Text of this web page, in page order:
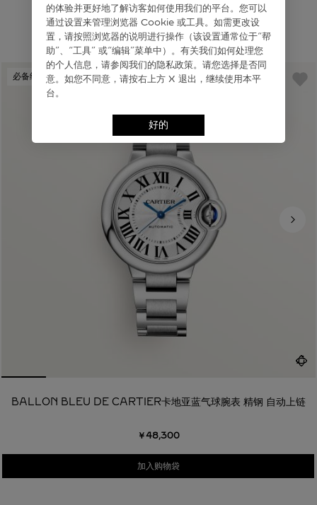
为您推荐
BALLON BLEU DE CARTIER卡地亚蓝气球腕表 精钢 自动上链
￥48,300
加入购物袋
必备经典
的体验并更好地了解访客如何使⽤我们的平台。您可以
通过设置来管理浏览器 Cookie 或⼯具。如需更改设
置，请按照浏览器的说明进⾏操作（该设置通常位于“帮
助”、“⼯具” 或“编辑”菜单中）。有关我们如何处理您
的个⼈信息，请参阅我们的隐私政策。请您选择是否同
意。如您不同意，请按右上⽅ X 退出，继续使⽤本平
台。
好的